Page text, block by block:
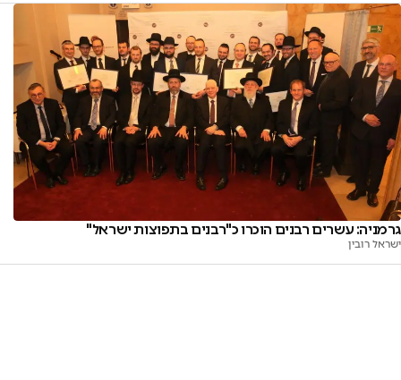
גרמניה: עשרים רבנים הוכרו כ"רבנים בתפוצות ישראל"
ישראל רובין